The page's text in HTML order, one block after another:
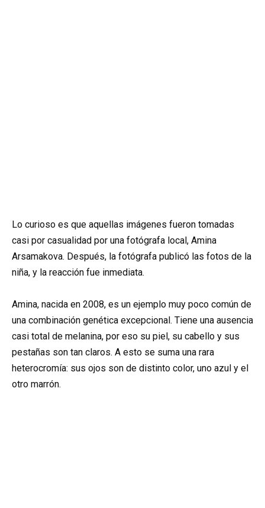
Lo curioso es que aquellas imágenes fueron tomadas
casi por casualidad por una fotógrafa local, Amina
Arsamakova. Después, la fotógrafa publicó las fotos de la
niña, y la reacción fue inmediata.
Amina, nacida en 2008, es un ejemplo muy poco común de
una combinación genética excepcional. Tiene una ausencia
casi total de melanina, por eso su piel, su cabello y sus
pestañas son tan claros. A esto se suma una rara
heterocromía: sus ojos son de distinto color, uno azul y el
otro marrón.